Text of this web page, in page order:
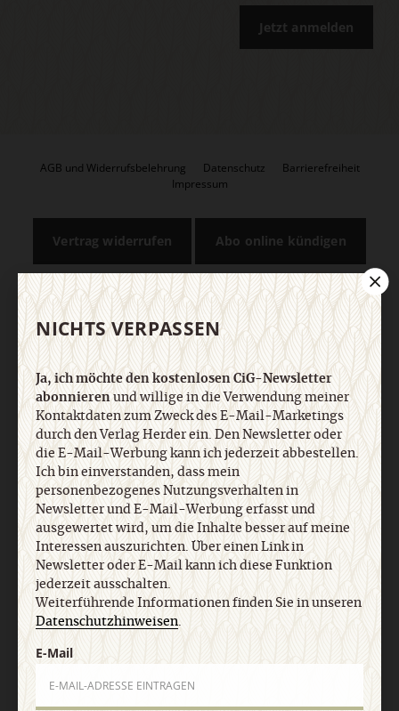
Jetzt anmelden
AGB und Widerrufsbelehrung Datenschutz
Barrierefreiheit
Impressum
Vertrag widerrufen Abo online kündigen
Nach oben
NICHTS VERPASSEN
Ja, ich möchte den kostenlosen CiG-Newsletter
abonnierenund willige in die Verwendung meiner
Kontaktdaten zum Zweck des E-Mail-Marketings
durch den Verlag Herder ein. Den Newsletter oder
die E-Mail-Werbung kann ich jederzeit abbestellen.
Ich bin einverstanden, dass mein
personenbezogenes Nutzungsverhalten in
Newsletter und E-Mail-Werbung erfasst und
ausgewertet wird, um die Inhalte besser auf meine
Interessen auszurichten. Über einen Link in
Newsletter oder E-Mail kann ich diese Funktion
jederzeit ausschalten.
Weiterführende Informationen finden Sie in unseren
Datenschutzhinweisen.
E-Mail